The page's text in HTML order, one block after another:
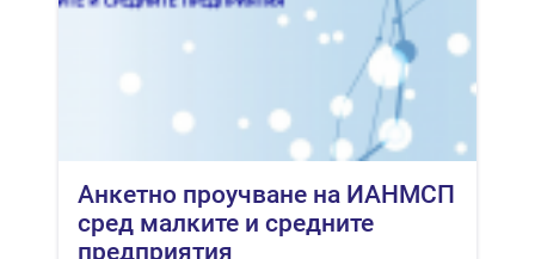
Анкетно проучване на ИАНМСП
сред малките и средните
предприятия